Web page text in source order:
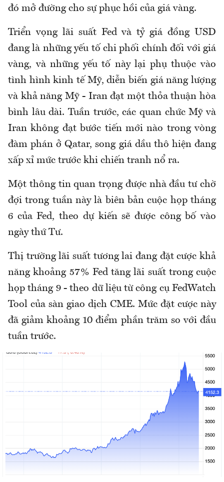
đó mở đường cho sự phục hồi của giá vàng.
Triển vọng lãi suất Fed và tỷ giá đồng USD
đang là những yếu tố chi phối chính đối với giá
vàng, và những yếu tố này lại phụ thuộc vào
tình hình kinh tế Mỹ, diễn biến giá năng lượng
và khả năng Mỹ - Iran đạt một thỏa thuận hòa
bình lâu dài. Tuần trước, các quan chức Mỹ và
Iran không đạt bước tiến mới nào trong vòng
đàm phán ở Qatar, song giá dầu thô hiện đang
xấp xỉ mức trước khi chiến tranh nổ ra.
Một thông tin quan trọng được nhà đầu tư chờ
đợi trong tuần này là biên bản cuộc họp tháng
6 của Fed, theo dự kiến sẽ được công bố vào
ngày thứ Tư.
Thị trường lãi suất tương lai đang đặt cược khả
năng khoảng 57% Fed tăng lãi suất trong cuộc
họp tháng 9 - theo dữ liệu từ công cụ FedWatch
Tool của sàn giao dịch CME. Mức đặt cược này
đã giảm khoảng 10 điểm phần trăm so với đầu
tuần trước.